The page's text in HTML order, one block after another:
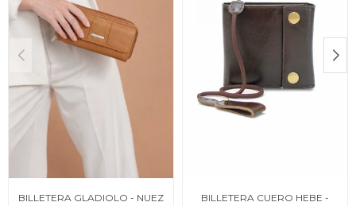
BILLETERA GLADIOLO - NUEZ
BILLETERA CUERO HEBE -